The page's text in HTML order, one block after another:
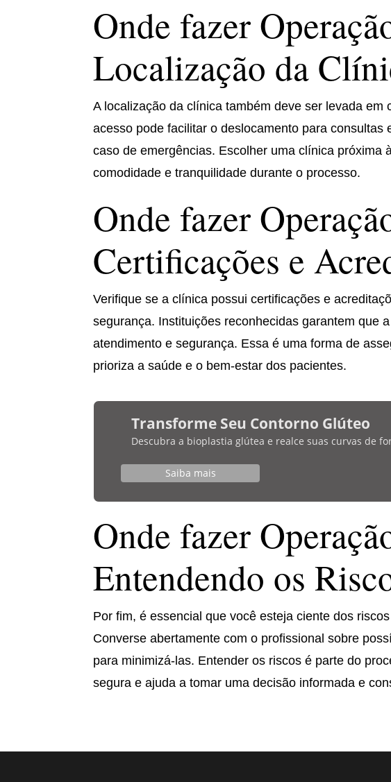
Onde fazer
Localização da
A localização da clínica também deve ser levada em
acesso pode facilitar o deslocamento para
caso de emergências. Escolher uma clínica próxima
comodidade e tranquilidade durante o processo.
Onde fazer
Certificações e
Verifique se a clínica possui certificações e
segurança. Instituições reconhecidas garantem que
atendimento e segurança. Essa é uma forma de
prioriza a saúde e o bem-estar dos pacientes.
Transforme Seu Contorno Glúteo
Descubra a bioplastia glútea e realce suas curvas de
Saiba mais
Onde fazer
Entendendo os
Por fim, é essencial que você esteja ciente dos
Converse abertamente com o profissional sobre
para minimizá-las. Entender os riscos é parte do
segura e ajuda a tomar uma decisão informada e